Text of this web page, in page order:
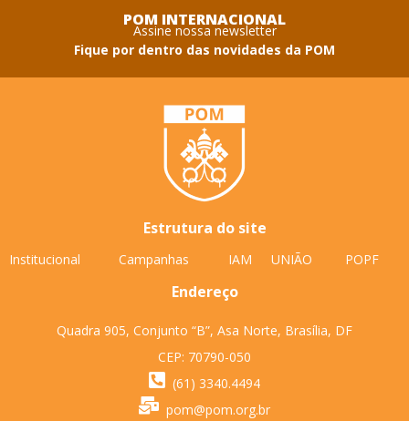
POM INTERNACIONAL
Assine nossa newsletter
Fique por dentro das novidades da POM
Estrutura do site
Institucional Campanhas IAM UNIÃO POPF
Endereço
Quadra 905, Conjunto “B”, Asa Norte, Brasília, DF
CEP: 70790-050
(61) 3340.4494
pom@pom.org.br